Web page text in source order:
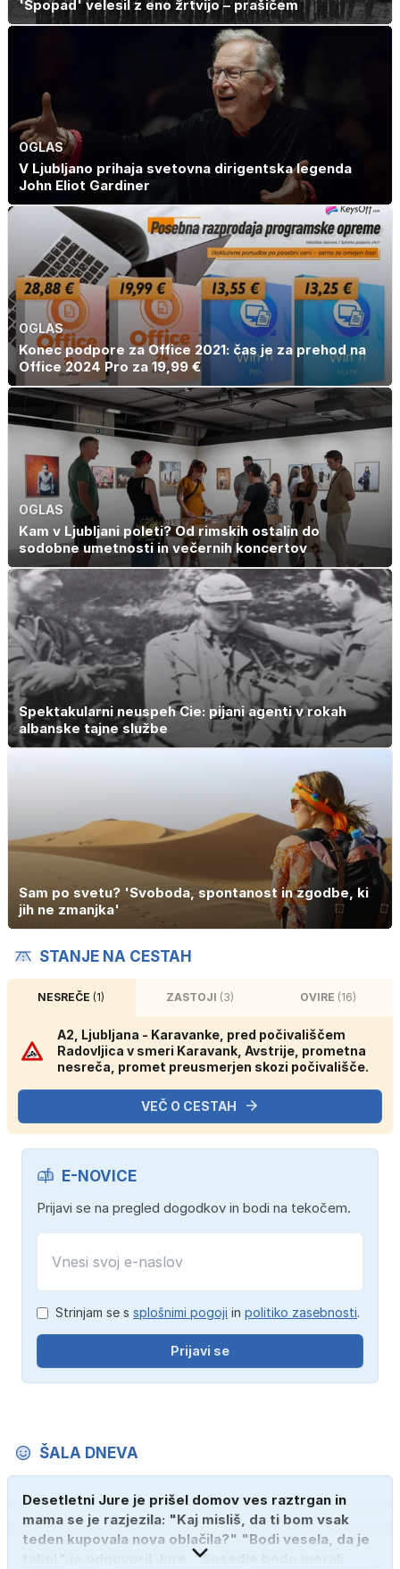
'Spopad' velesil z eno žrtvijo – prašičem
OGLAS
V Ljubljano prihaja svetovna dirigentska legenda
John Eliot Gardiner
OGLAS
Konec podpore za Office 2021: čas je za prehod na
Office 2024 Pro za 19,99 €
OGLAS
Kam v Ljubljani poleti? Od rimskih ostalin do
sodobne umetnosti in večernih koncertov
Spektakularni neuspeh Cie: pijani agenti v rokah
albanske tajne službe
Sam po svetu? 'Svoboda, spontanost in zgodbe, ki
jih ne zmanjka'
STANJE NA CESTAH
NESREČE(1) ZASTOJI (3) OVIRE (16)
A2, Ljubljana - Karavanke, pred počivališčem
Radovljica v smeri Karavank, Avstrije, prometna
nesreča, promet preusmerjen skozi počivališče.
VEČ O CESTAH
E-NOVICE
Prijavi se na pregled dogodkov in bodi na tekočem.
Strinjam se s splošnimi pogoji in politiko zasebnosti.
Prijavi se
ŠALA DNEVA
Desetletni Jure je prišel domov ves raztrgan in
mama se je razjezila: "Kaj misliš, da ti bom vsak
teden kupovala nova oblačila?" "Bodi vesela, da je
tako!" je odgovoril Jure. "Sosedje bodo morali